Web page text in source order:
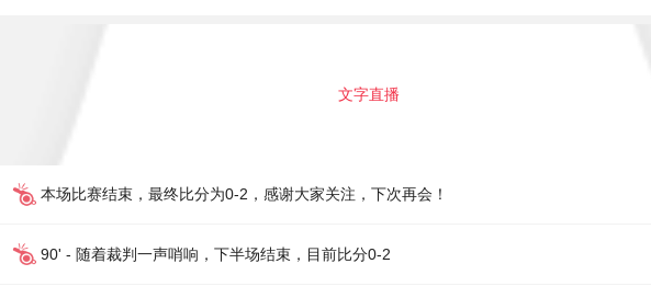
文字直播
本场比赛结束，最终比分为0-2，感谢大家关注，下次再会！
90' - 随着裁判一声哨响，下半场结束，目前比分0-2